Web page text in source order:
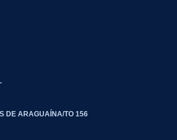
DE ARAGUAÍNA/TO 156